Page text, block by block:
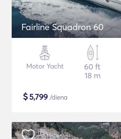
Fairline Squadron 60
Motor Yacht
60 ft
18 m
$5,799 /diena